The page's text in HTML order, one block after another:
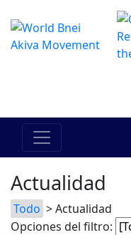
Actualidad
Todo > Actualidad
Opciones del filtro: